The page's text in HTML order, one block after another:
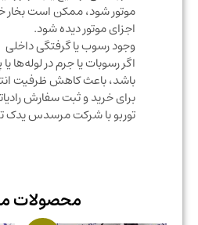
موتور شود، ممکن است بخار خارج
اجزای موتور دیده شود.
وجود رسوب یا گرفتگی داخلی
اگر رسوبات یا جرم در لوله‌ها یا
باشد، باعث کاهش ظرفیت انتقال
برای خرید و ثبت سفارش رادیاتور
توربو با شرکت مرسدس یدک تماس
محصولات